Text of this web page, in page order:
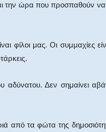
την ώρα που προσπαθούν
φίλοι μας. Οι συμμαχίες
αδύνατου. Δεν σημαίνει
από τα φώτα της